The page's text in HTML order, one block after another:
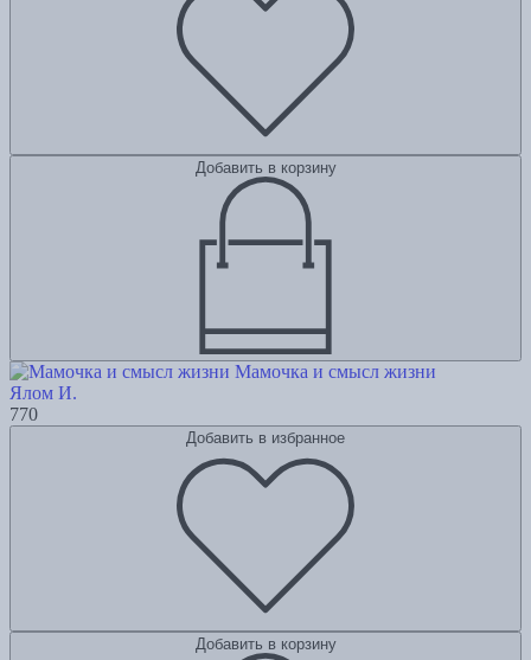
Добавить в корзину
Мамочка и смысл жизни
Ялом И.
770
Добавить в избранное
Добавить в корзину